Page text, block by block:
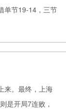
单节19-14，三节
来。最终，上海
是开局7连败，